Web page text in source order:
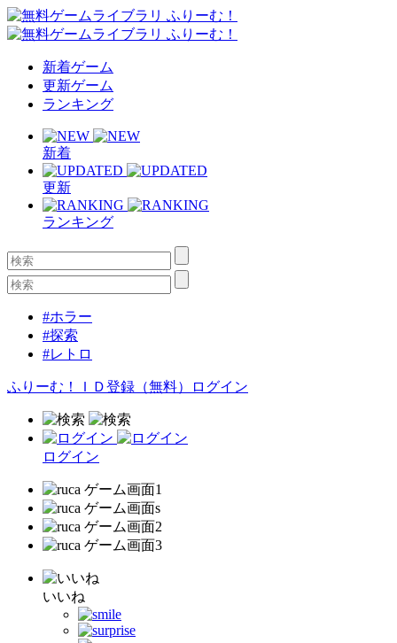
新着ゲーム
更新ゲーム
ランキング
新着
更新
ランキング
#ホラー
#探索
#レトロ
ふりーむ！ＩＤ登録（無料） ログイン
ログイン
いいね